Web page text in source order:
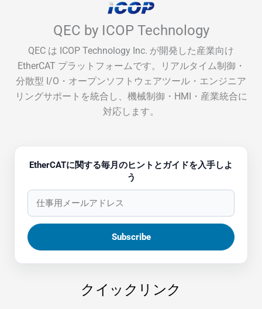
QEC by ICOP Technology
QEC は ICOP Technology Inc. が開発した産業向け
EtherCAT プラットフォームです。リアルタイム制御・
分散型 I/O・オープンソフトウェアツール・エンジニア
リングサポートを統合し、機械制御・HMI・産業統合に
対応します。
EtherCATに関する毎月のヒントとガイドを入手しよ
う
クイックリンク